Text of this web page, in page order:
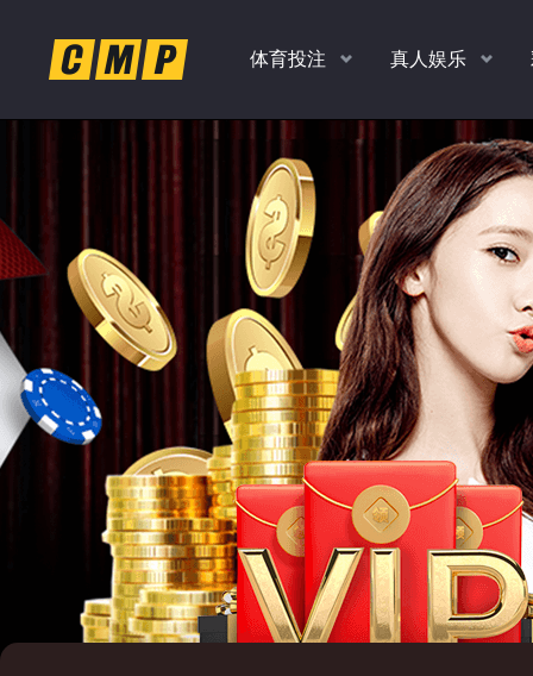
体育投注
1.0 %
真人娱乐
1.0 %
时时彩、PK10、香港彩
各种玩法任你玩
1.10
1.20
老虎机，捕鱼，真人
多款经典游戏 扫码